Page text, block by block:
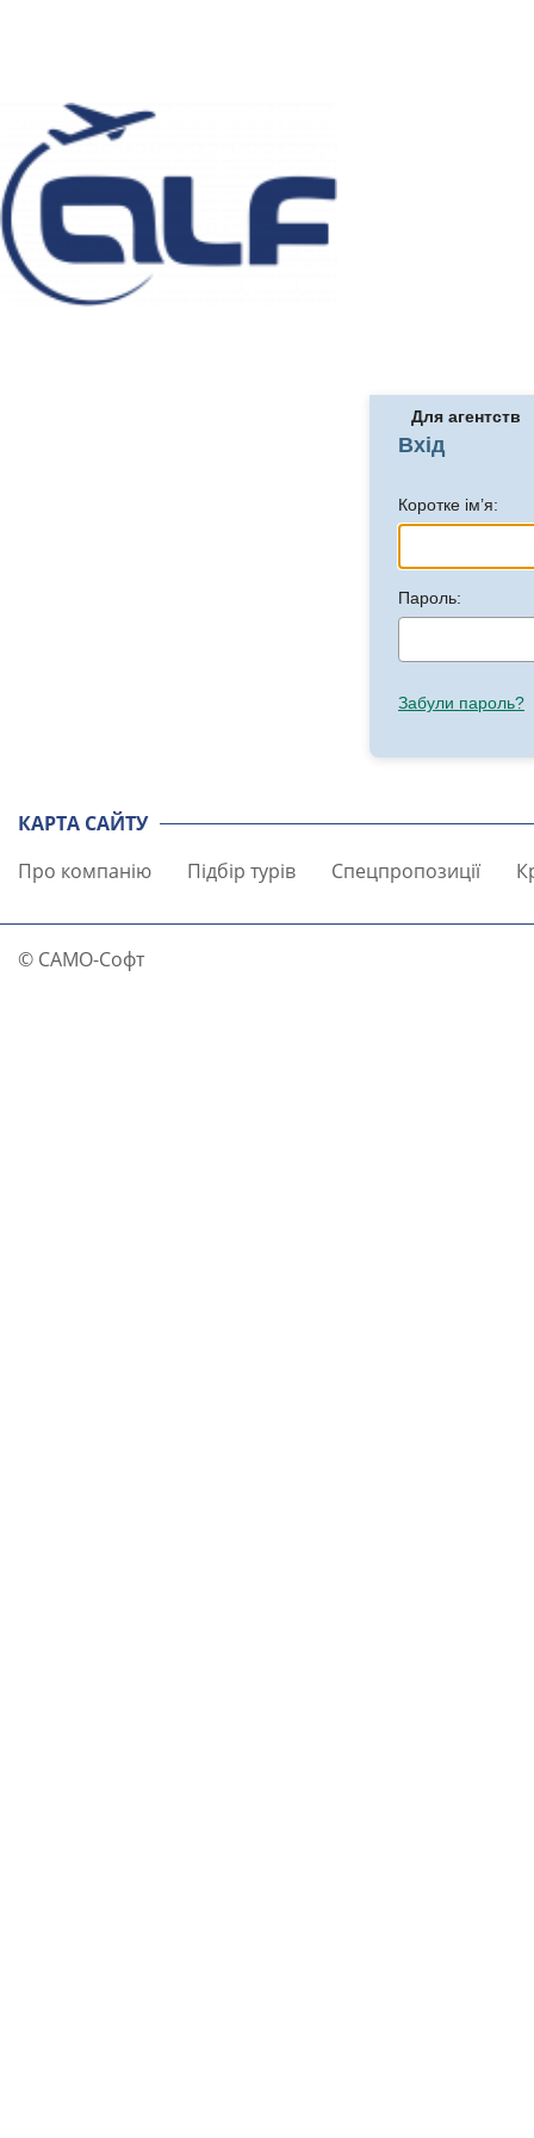
Для агентств
Вхід
Коротке ім’я:
Пароль:
Забули пароль?
КАРТА САЙТУ
Про компанію
Підбір турів Спецпропозиції
© САМО-Софт